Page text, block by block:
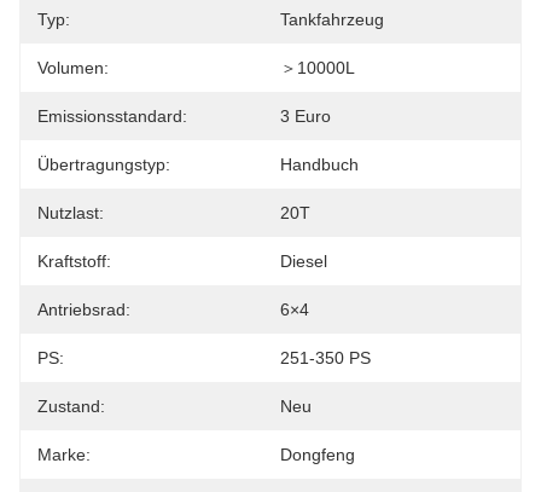
Typ: Tankfahrzeug
Volumen: ＞10000L
Emissionsstandard: 3 Euro
Übertragungstyp: Handbuch
Nutzlast: 20T
Kraftstoff: Diesel
Antriebsrad: 6×4
PS: 251-350 PS
Zustand: Neu
Marke: Dongfeng